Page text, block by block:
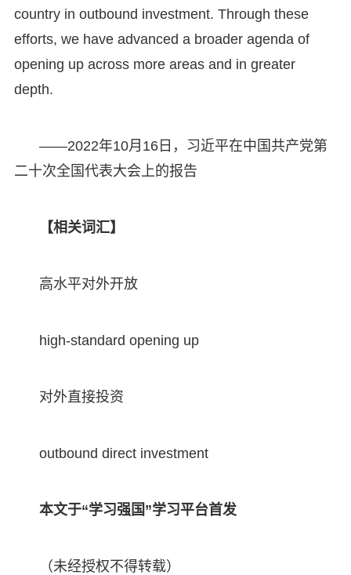
country in outbound investment. Through these
efforts, we have advanced a broader agenda of
opening up across more areas and in greater
depth.
——2022年10月16日，习近平在中国共产党第
二十次全国代表大会上的报告
【相关词汇】
高水平对外开放
high-standard opening up
对外直接投资
outbound direct investment
本文于“学习强国”学习平台首发
（未经授权不得转载）